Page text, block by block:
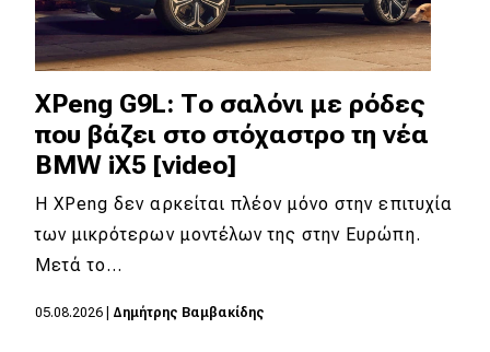
Αποστολή
Συγκρίνουμε
Αγώνες
Formula 1
WRC
XPeng G9L: Το σαλόνι με ρόδες
που βάζει στο στόχαστρο τη νέα
BMW iX5 [video]
Η XPeng δεν αρκείται πλέον μόνο στην επιτυχία
των μικρότερων μοντέλων της στην Ευρώπη.
Μετά το…
05.08.2026 Δημήτρης Βαμβακίδης